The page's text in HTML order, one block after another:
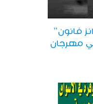
فانون”
مهرجان